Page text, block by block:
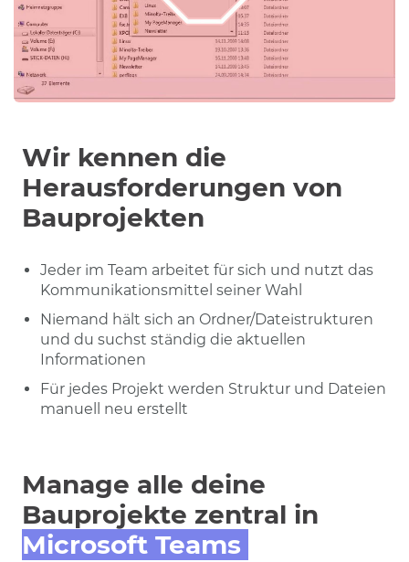
Wir kennen die
Herausforderungen von
Bauprojekten
Jeder im Team arbeitet für sich und nutzt das
Kommunikationsmittel seiner Wahl
Niemand hält sich an Ordner/Dateistrukturen
und du suchst ständig die aktuellen
Informationen
Für jedes Projekt werden Struktur und Dateien
manuell neu erstellt
Manage alle deine
Bauprojekte zentral in
Microsoft Teams